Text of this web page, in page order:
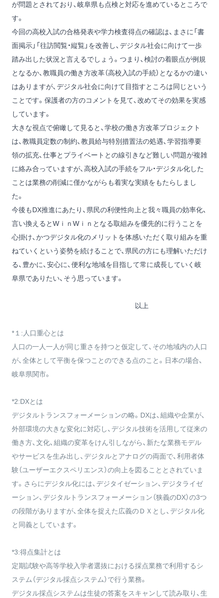
が問題とされており、岐阜県も点検と対応を進めているところで
す。
今回の高校入試の合格発表や学力検査得点の確認は、まさに「書
面掲示」「往訪閲覧・縦覧」を改善し、デジタル社会に向けて一歩
踏み出した状況と言えるでしょう。つまり、検討の着眼点が例規
となるか、教職員の働き方改革（高校入試の手続）となるかの違い
はありますが、デジタル社会に向けて目指すところは同じという
ことです。保護者の方のコメントを見て、改めてその効果を実感
しています。
大きな視点で俯瞰して見ると、学校の働き方改革プロジェクト
は、教職員定数の制約、教員給与特別措置法の処遇、学習指導要
領の拡充、仕事とプライベートとの線引きなど難しい問題が複雑
に絡み合っていますが、高校入試の手続をフル・デジタル化した
ことは業務の削減に僅かながらも着実な実績をもたらしまし
た。
今後もDX推進にあたり、県民の利便性向上と我々職員の効率化、
言い換えるとWｉｎWｉｎとなる取組みを優先的に行うことを
心掛け、かつデジタル化のメリットを体感いただく取り組みを重
ねていくという姿勢を続けることで、県民の方にも理解いただけ
る、豊かに、安心に、便利な地域を目指して常に成長していく岐
阜県でありたい、そう思っています。
以上
*１:人口重心とは
人口の一人一人が同じ重さを持つと仮定して、その地域内の人口
が、全体として平衡を保つことのできる点のこと。日本の場合、
岐阜県関市。
*2:DXとは
デジタルトランスフォーメーションの略。DXは、組織や企業が、
外部環境の大きな変化に対応し、デジタル技術を活用して従来の
働き方、文化、組織の変革をけん引しながら、新たな業務モデル
やサービスを生み出し、デジタルとアナログの両面で、利用者体
験（ユーザーエクスペリエンス）の向上を図ることとされていま
す。さらにデジタル化には、デジタイゼーション、デジタライゼ
ーション、デジタルトランスフォーメーション（狭義のDX）の3つ
の段階がありますが、全体を捉えた広義のＤＸとし、デジタル化
と同義としています。
*3:得点集計とは
定期試験や高等学校入学者選抜における採点業務で利用するシ
ステム（デジタル採点システム）で行う業務。
デジタル採点システムは生徒の答案をスキャンして読み取り、生